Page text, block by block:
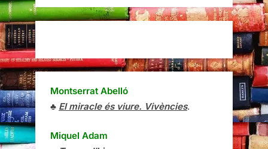
Montserrat Abelló
♣ El miracle és viure. Vivències.
Miquel Adam